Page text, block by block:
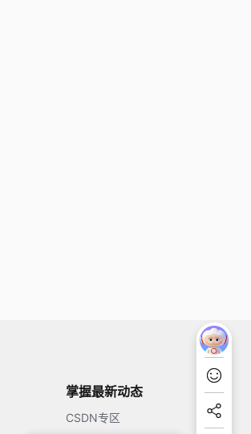
掌握最新动态
CSDN专区